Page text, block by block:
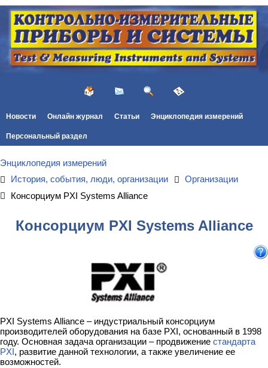
Новости Онлайн журнал Статьи Энциклопедия измерений
Персональный раздел
Энциклопедия измерений
История, события, люди, организации
Организации
Консорциум PXI Systems Alliance
Консорциум PXI Systems Alliance
PXI Systems Alliance – индустриальный консорциум
производителей оборудования на базе PXI, основанный в 1998
году. Основная задача организации – продвижение стандарта
PXI, развитие данной технологии, а также увеличение ее
возможностей.